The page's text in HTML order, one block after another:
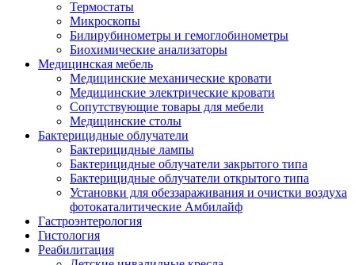
Термостаты
Микроскопы
Билирубинометры и гемоглобинометры
Биохимические анализаторы
Медицинская мебель
Медицинские механические кровати
Медицинские электрические кровати
Сопутствующие товары для мебели
Медицинские столы
Бактерицидные облучатели
Бактерицидные лампы
Бактерицидные облучатели закрытого типа
Бактерицидные облучатели открытого типа
Установки для обеззараживания и очистки воздуха
фотокаталитические Амбилайф
Гастроэнтерология
Гистология
Реабилитация